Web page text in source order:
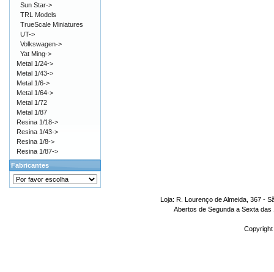
Sun Star->
TRL Models
TrueScale Miniatures
UT->
Volkswagen->
Yat Ming->
Metal 1/24->
Metal 1/43->
Metal 1/6->
Metal 1/64->
Metal 1/72
Metal 1/87
Resina 1/18->
Resina 1/43->
Resina 1/8->
Resina 1/87->
Fabricantes
Loja: R. Lourenço de Almeida, 367 -
Abertos de Segunda a Sexta